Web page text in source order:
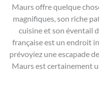
Maurs offre quelque
magnifiques, son riche
cuisine et son éventail
française est un endroit
prévoyiez une escapade
Maurs est certainement